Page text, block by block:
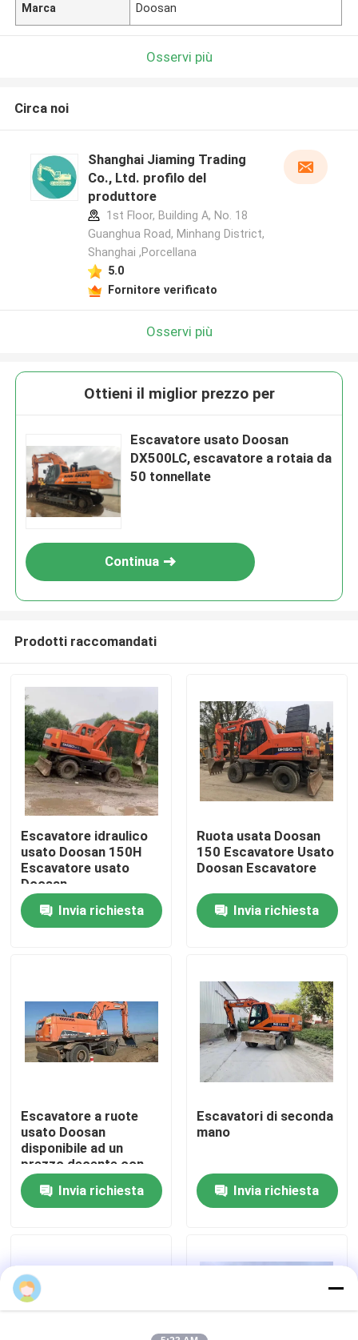
Casa.
Prodotti
Su di noi
Controllo della qualità
Contattaci
Macchine per costruzioni stradali
Macchine da costruzione usate
Marca Doosan
Osservi più
Circa noi
Shanghai Jiaming Trading
Co., Ltd. profilo del
produttore
1st Floor, Building A, No. 18
Guanghua Road, Minhang District,
Shanghai ,Porcellana
5.0
Fornitore verificato
Osservi più
Ottieni il miglior prezzo per
Escavatore usato Doosan
DX500LC, escavatore a rotaia da
50 tonnellate
Continua
Prodotti raccomandati
Escavatore idraulico
usato Doosan 150H
Escavatore usato
Doosan
Invia richiesta
Ruota usata Doosan
150 Escavatore Usato
Doosan Escavatore
Invia richiesta
Escavatore a ruote
usato Doosan
disponibile ad un
prezzo decente con
poche ore di lavoro
Invia richiesta
Escavatori di seconda
mano
Invia richiesta